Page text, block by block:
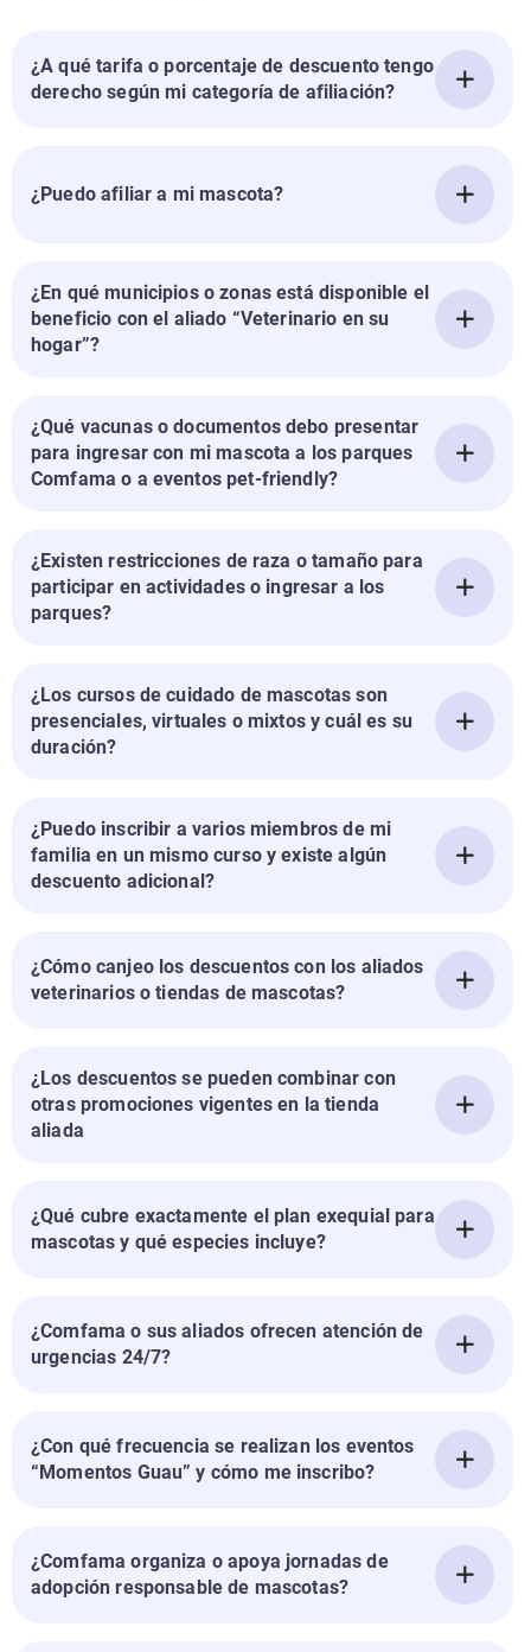
¿A qué tarifa o porcentaje de descuento tengo
derecho según mi categoría de afiliación?
¿Puedo afiliar a mi mascota?
¿En qué municipios o zonas está disponible el
beneficio con el aliado “Veterinario en su
hogar”?
¿Qué vacunas o documentos debo presentar
para ingresar con mi mascota a los parques
Comfama o a eventos pet-friendly?
¿Existen restricciones de raza o tamaño para
participar en actividades o ingresar a los
parques?
¿Los cursos de cuidado de mascotas son
presenciales, virtuales o mixtos y cuál es su
duración?
¿Puedo inscribir a varios miembros de mi
familia en un mismo curso y existe algún
descuento adicional?
¿Cómo canjeo los descuentos con los aliados
veterinarios o tiendas de mascotas?
¿Los descuentos se pueden combinar con
otras promociones vigentes en la tienda
aliada
¿Qué cubre exactamente el plan exequial para
mascotas y qué especies incluye?
¿Comfama o sus aliados ofrecen atención de
urgencias 24/7?
¿Con qué frecuencia se realizan los eventos
“Momentos Guau” y cómo me inscribo?
¿Comfama organiza o apoya jornadas de
adopción responsable de mascotas?